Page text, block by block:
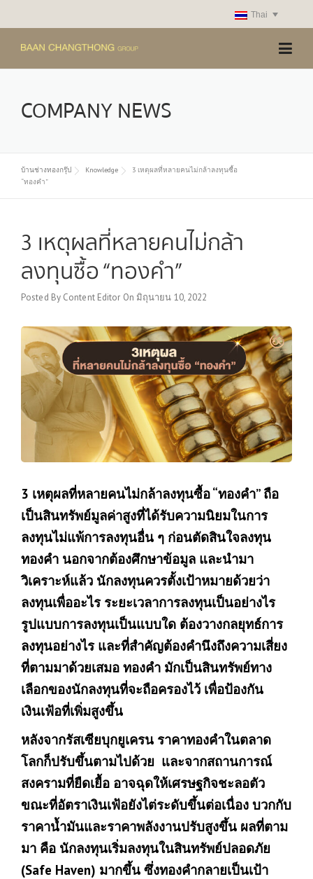
Thai
COMPANY NEWS
บ้านช่างทองกรุ๊ป Knowledge
3 เหตุผลที่หลายคนไม่กล้าลงทุนซื้อ
“ทองคำ”
3 เหตุผลที่หลายคนไม่กล้า
ลงทุนซื้อ “ทองคำ”
Posted By Content Editor On มิถุนายน 10, 2022
3 เหตุผลที่หลายคนไม่กล้าลงทุนซื้อ “ทองคำ” ถือ
เป็นสินทรัพย์มูลค่าสูงที่ได้รับความนิยมในการ
ลงทุนไม่แพ้การลงทุนอื่น ๆ ก่อนตัดสินใจลงทุน
ทองคำ นอกจากต้องศึกษาข้อมูล และนำมา
วิเคราะห์แล้ว นักลงทุนควรตั้งเป้าหมายด้วยว่า
ลงทุนเพื่ออะไร ระยะเวลาการลงทุนเป็นอย่างไร
รูปแบบการลงทุนเป็นแบบใด ต้องวางกลยุทธ์การ
ลงทุนอย่างไร และที่สำคัญต้องคำนึงถึงความเสี่ยง
ที่ตามมาด้วยเสมอ ทองคำ มักเป็นสินทรัพย์ทาง
เลือกของนักลงทุนที่จะถือครองไว้ เพื่อป้องกัน
เงินเฟ้อที่เพิ่มสูงขึ้น
หลังจากรัสเซียบุกยูเครน ราคาทองคำในตลาด
โลกก็ปรับขึ้นตามไปด้วย และจากสถานการณ์
สงครามที่ยืดเยื้อ อาจฉุดให้เศรษฐกิจชะลอตัว
ขณะที่อัตราเงินเฟ้อยังไต่ระดับขึ้นต่อเนื่อง บวกกับ
ราคาน้ำมันและราคาพลังงานปรับสูงขึ้น ผลที่ตาม
มา คือ นักลงทุนเริ่มลงทุนในสินทรัพย์ปลอดภัย
(Safe Haven) มากขึ้น ซึ่งทองคำกลายเป็นเป้า